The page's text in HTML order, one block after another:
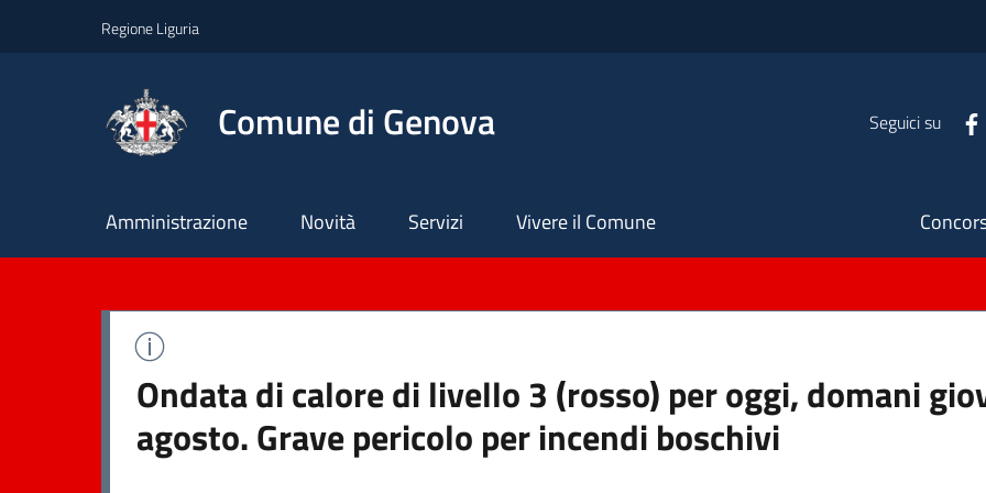
Regione Liguria
Comune di Genova Seguici su
Principale
Amministrazione Novità Servizi Vivere il Comune
Ondata di calore di livello 3 (rosso) per oggi, domani
agosto. Grave pericolo per incendi boschivi